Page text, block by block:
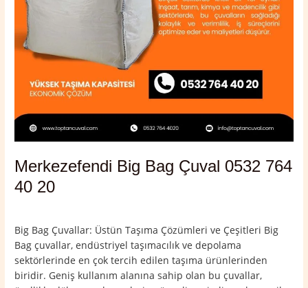
Merkezefendi Big Bag Çuval 0532 764
40 20
Big Bag Çuvallar: Üstün Taşıma Çözümleri ve Çeşitleri Big
Bag çuvallar, endüstriyel taşımacılık ve depolama
sektörlerinde en çok tercih edilen taşıma ürünlerinden
biridir. Geniş kullanım alanına sahip olan bu çuvallar,